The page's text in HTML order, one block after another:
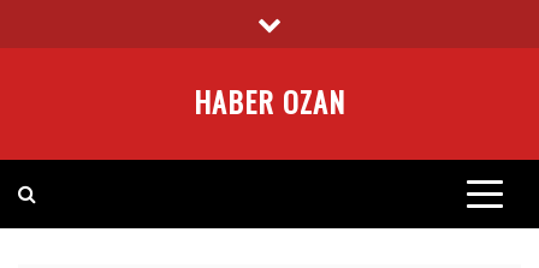
to
HABER OZAN